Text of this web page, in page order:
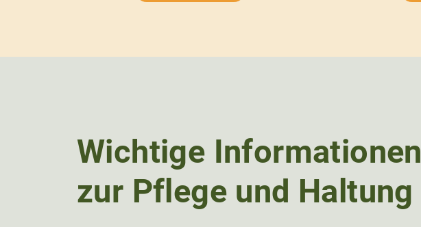
Wichtige Informationen
zur Pflege und Haltung